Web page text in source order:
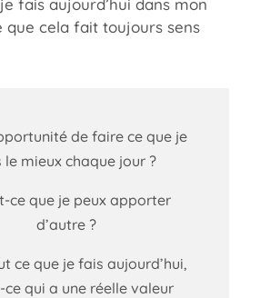
fais aujourd’hui dans mon
que cela fait toujours sens
de faire ce que je
le mieux chaque jour ?
ce que je peux apporter
d’autre ?
ce que je fais aujourd’hui,
ce qui a une réelle valeur